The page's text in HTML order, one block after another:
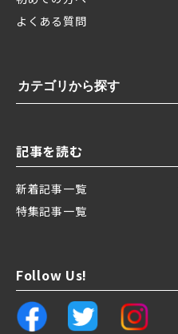
よくある質問
カテゴリから探す
記事を読む
新着記事一覧
特集記事一覧
Follow Us!